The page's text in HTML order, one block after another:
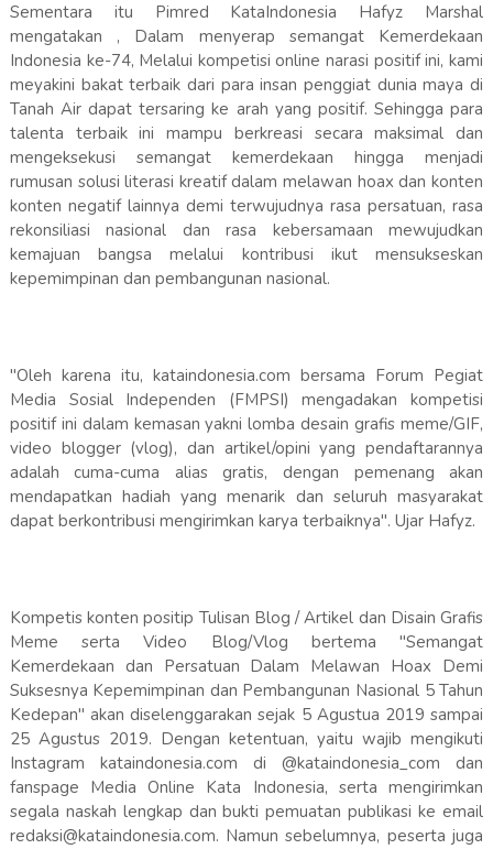
Sementara itu Pimred KataIndonesia Hafyz Marshal
mengatakan , Dalam menyerap semangat Kemerdekaan
Indonesia ke-74, Melalui kompetisi online narasi positif ini, kami
meyakini bakat terbaik dari para insan penggiat dunia maya di
Tanah Air dapat tersaring ke arah yang positif. Sehingga para
talenta terbaik ini mampu berkreasi secara maksimal dan
mengeksekusi semangat kemerdekaan hingga menjadi
rumusan solusi literasi kreatif dalam melawan hoax dan konten
konten negatif lainnya demi terwujudnya rasa persatuan, rasa
rekonsiliasi nasional dan rasa kebersamaan mewujudkan
kemajuan bangsa melalui kontribusi ikut mensukseskan
kepemimpinan dan pembangunan nasional.
"Oleh karena itu, kataindonesia.com bersama Forum Pegiat
Media Sosial Independen (FMPSI) mengadakan kompetisi
positif ini dalam kemasan yakni lomba desain grafis meme/GIF,
video blogger (vlog), dan artikel/opini yang pendaftarannya
adalah cuma-cuma alias gratis, dengan pemenang akan
mendapatkan hadiah yang menarik dan seluruh masyarakat
dapat berkontribusi mengirimkan karya terbaiknya". Ujar Hafyz.
Kompetis konten positip Tulisan Blog / Artikel dan Disain Grafis
Meme serta Video Blog/Vlog bertema "Semangat
Kemerdekaan dan Persatuan Dalam Melawan Hoax Demi
Suksesnya Kepemimpinan dan Pembangunan Nasional 5 Tahun
Kedepan" akan diselenggarakan sejak 5 Agustua 2019 sampai
25 Agustus 2019. Dengan ketentuan, yaitu wajib mengikuti
Instagram kataindonesia.com di @kataindonesia_com dan
fanspage Media Online Kata Indonesia, serta mengirimkan
segala naskah lengkap dan bukti pemuatan publikasi ke email
redaksi@kataindonesia.com. Namun sebelumnya, peserta juga